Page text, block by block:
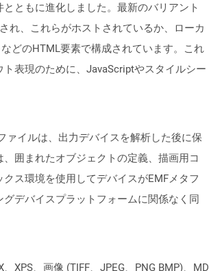
ともに進化しました。最新のバリアント
れ、これらがホストされているか、ローカ
どのHTML要素で構成されています。これ
表現のために、JavaScriptやスタイルシー
ァイルは、出力デバイスを解析した後に保
囲まれたオブジェクトの定義、描画用コ
ス環境を使用してデバイスがEMFメタフ
デバイスプラットフォームに関係なく同
XPS、画像 (TIFF、JPEG、PNG BMP)、MD